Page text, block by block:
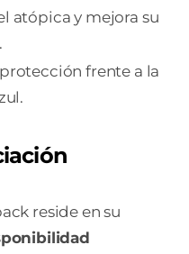
atópica y mejora su
frente a la
reside en su